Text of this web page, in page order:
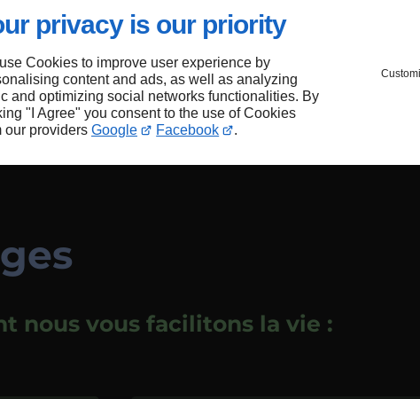
privacy is our priority
Cookies to improve user experience by
content and ads, as well as analyzing
and optimizing social networks functionalities. By
"I Agree" you consent to the use of Cookies
our providers Google Facebook .
nous vous facilitons la vie :